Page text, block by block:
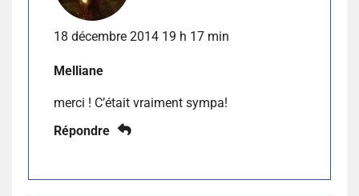
18 décembre 2014 19 h 17 min
Melliane
merci ! C’était vraiment sympa!
Répondre